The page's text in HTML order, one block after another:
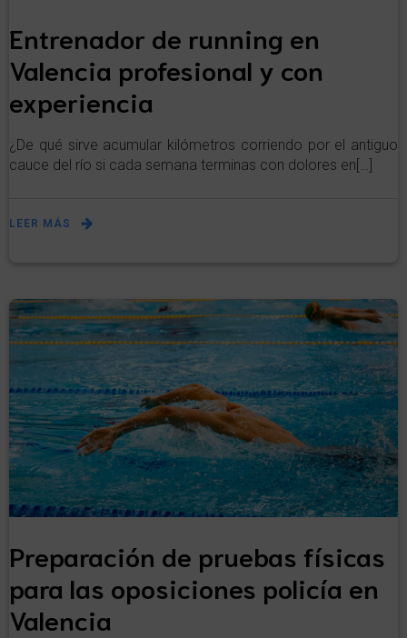
Entrenador de running en
Valencia profesional y con
experiencia
¿De qué sirve acumular kilómetros corriendo por el antiguo
cauce del río si cada semana terminas con dolores en[…]
LEER MÁS
Preparación de pruebas físicas
para las oposiciones policía en
Valencia